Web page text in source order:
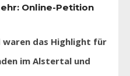
Online-Petition
waren das Highlight für
im Alstertal und